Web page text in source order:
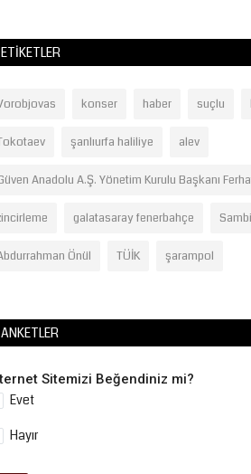
ETIKETLER
konser haber suçlu
şanlıurfa haliliye alev
Anadolu A.Ş. Yönetim Kurulu Başkanı
galatasaray fenerbahçe
Önül TÜİK şarampol
ANKETLER
Sitemizi Beğendiniz mi?
Evet
Hayır